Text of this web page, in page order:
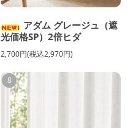
アダム グレージュ（遮
光価格SP）2倍ヒダ
2,700円(税込2,970円)
8